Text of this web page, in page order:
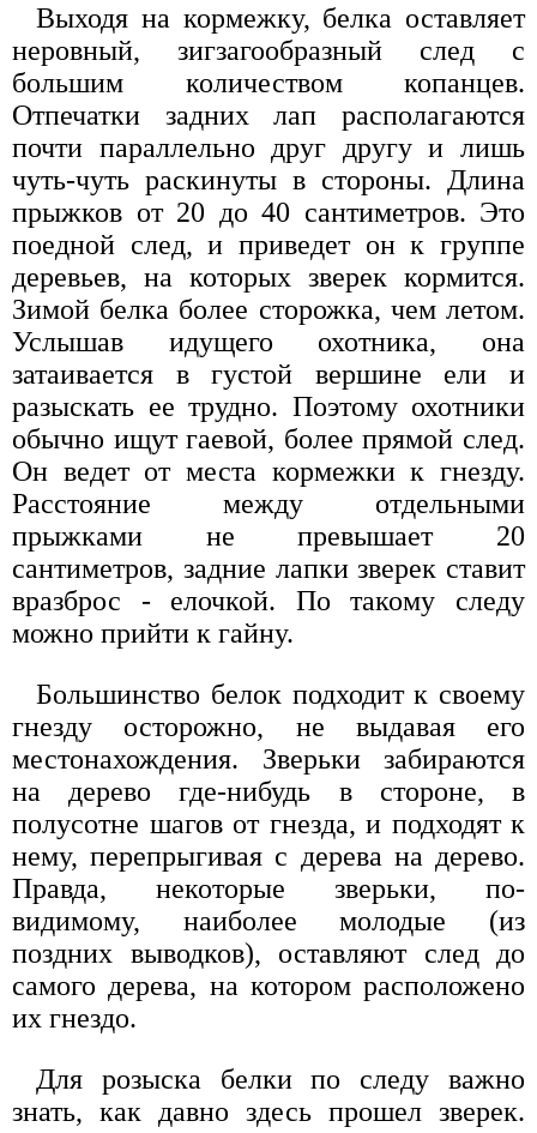
Выходя на кормежку, белка оставляет
неровный, зигзагообразный след с
большим количеством копанцев.
Отпечатки задних лап располагаются
почти параллельно друг другу и лишь
чуть-чуть раскинуты в стороны. Длина
прыжков от 20 до 40 сантиметров. Это
поедной след, и приведет он к группе
деревьев, на которых зверек кормится.
Зимой белка более сторожка, чем летом.
Услышав идущего охотника, она
затаивается в густой вершине ели и
разыскать ее трудно. Поэтому охотники
обычно ищут гаевой, более прямой след.
Он ведет от места кормежки к гнезду.
Расстояние между отдельными
прыжками не превышает 20
сантиметров, задние лапки зверек ставит
вразброс - елочкой. По такому следу
можно прийти к гайну.
Большинство белок подходит к своему
гнезду осторожно, не выдавая его
местонахождения. Зверьки забираются
на дерево где-нибудь в стороне, в
полусотне шагов от гнезда, и подходят к
нему, перепрыгивая с дерева на дерево.
Правда, некоторые зверьки, по-
видимому, наиболее молодые (из
поздних выводков), оставляют след до
самого дерева, на котором расположено
их гнездо.
Для розыска белки по следу важно
знать, как давно здесь прошел зверек.